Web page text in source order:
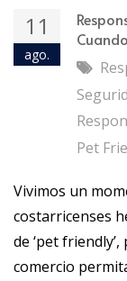
11
ago.
Pet
Vivimos un
costarricenses
de ‘pet
comercio